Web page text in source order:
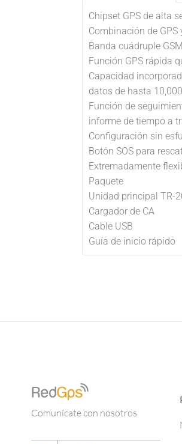
Chipset GPS de alta
Combinación de GPS
Banda cuádruple
Función GPS rápida
Capacidad
datos de hasta
Función de
informe de tiempo a
Configuración sin
Botón SOS para
Extremadamente
Paquete
Unidad principal TR-
Cargador de CA
Cable USB
Guía de inicio rápido
Comunícate con nosotros